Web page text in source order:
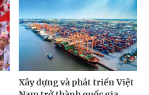
Xây dựng và phát triển Việt